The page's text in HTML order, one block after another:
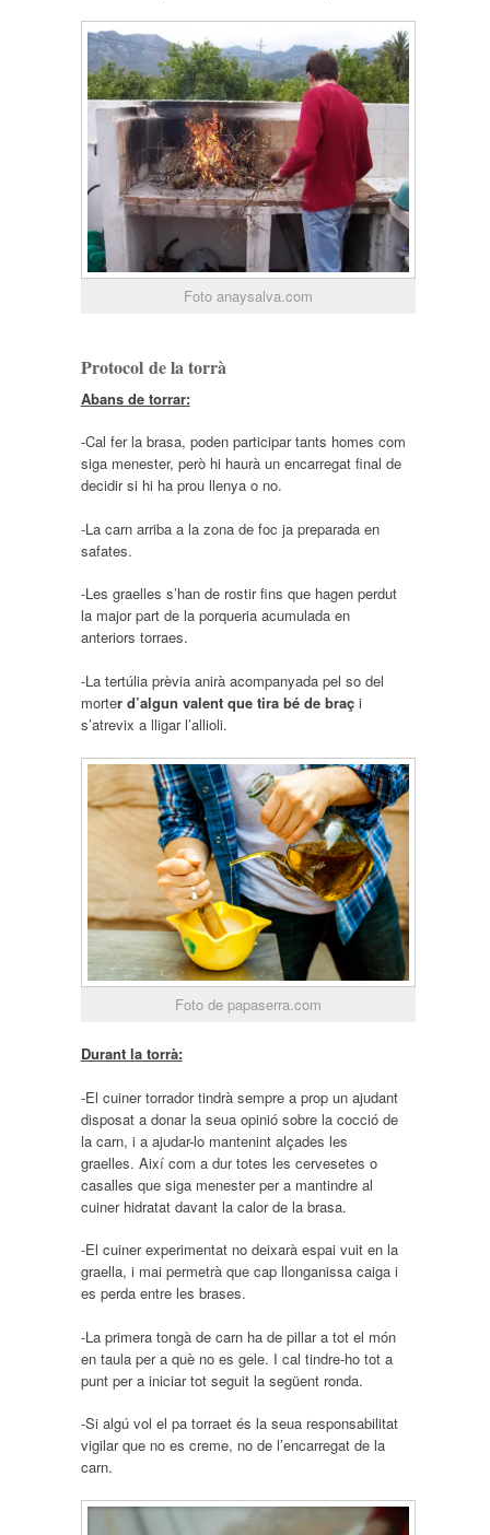
Foto anaysalva.com
Protocol de la torrà
Abans de torrar:
-Cal fer la brasa, poden participar tants homes com
siga menester, però hi haurà un encarregat final de
decidir si hi ha prou llenya o no.
-La carn arriba a la zona de foc ja preparada en
safates.
-Les graelles s’han de rostir fins que hagen perdut
la major part de la porqueria acumulada en
anteriors torraes.
-La tertúlia prèvia anirà acompanyada pel so del
morter d’algun valent que tira bé de braçi
s’atrevix a lligar l’allioli.
Foto de papaserra.com
Durant la torrà:
-El cuiner torrador tindrà sempre a prop un ajudant
disposat a donar la seua opinió sobre la cocció de
la carn, i a ajudar-lo mantenint alçades les
graelles. Així com a dur totes les cervesetes o
casalles que siga menester per a mantindre al
cuiner hidratat davant la calor de la brasa.
-El cuiner experimentat no deixarà espai vuit en la
graella, i mai permetrà que cap llonganissa caiga i
es perda entre les brases.
-La primera tongà de carn ha de pillar a tot el món
en taula per a què no es gele. I cal tindre-ho tot a
punt per a iniciar tot seguit la següent ronda.
-Si algú vol el pa torraet és la seua responsabilitat
vigilar que no es creme, no de l’encarregat de la
carn.